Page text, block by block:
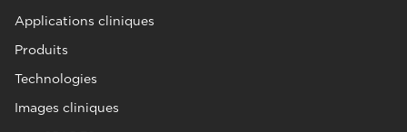
Applications cliniques
Produits
Technologies
Images cliniques